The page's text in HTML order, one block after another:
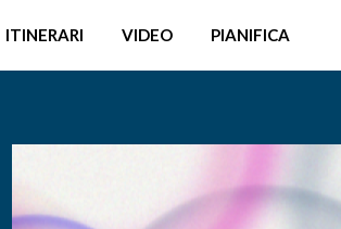
ITINERARI VIDEO PIANIFICA